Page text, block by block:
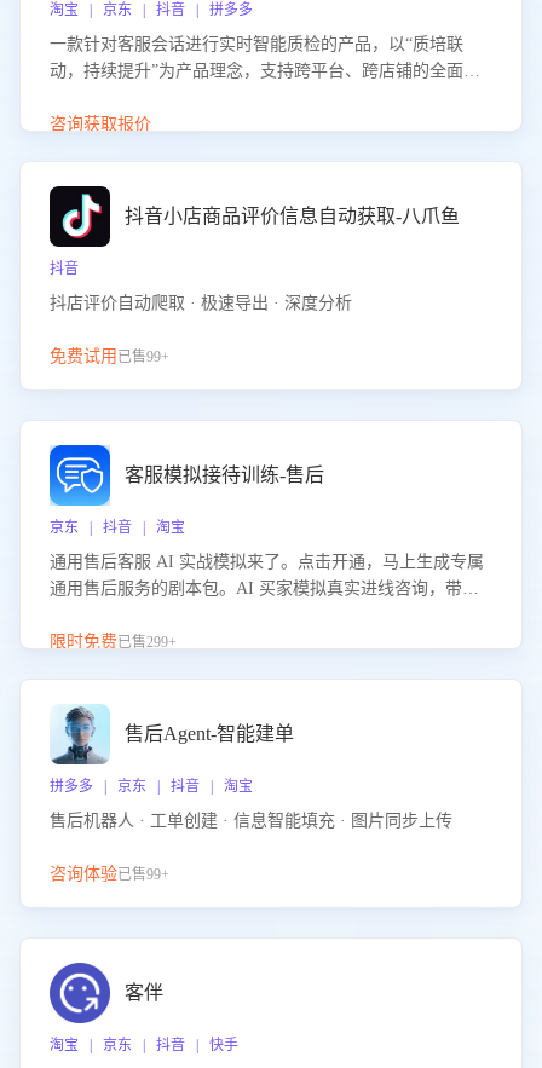
淘宝 | 京东 | 抖音 | 拼多多
一款针对客服会话进行实时智能质检的产品，以“质培联
动，持续提升”为产品理念，支持跨平台、跨店铺的全面、
升客服团队的销服能力。
咨询获取报价
抖音小店商品评价信息自动获取-八爪鱼
抖音
抖店评价自动爬取 · 极速导出 · 深度分析
免费试用 已售99+
客服模拟接待训练-售后
京东 | 抖音 | 淘宝
通用售后客服 AI 实战模拟来了。点击开通，马上生成专属
通用售后服务的剧本包。AI 买家模拟真实进线咨询，带您
的应对要点，轻松提升服务能力。
限时免费已售299+
售后Agent-智能建单
拼多多 | 京东 | 抖音 | 淘宝
售后机器人 · 工单创建 · 信息智能填充 · 图片同步上传
咨询体验已售99+
客伴
淘宝 | 京东 | 抖音 | 快手